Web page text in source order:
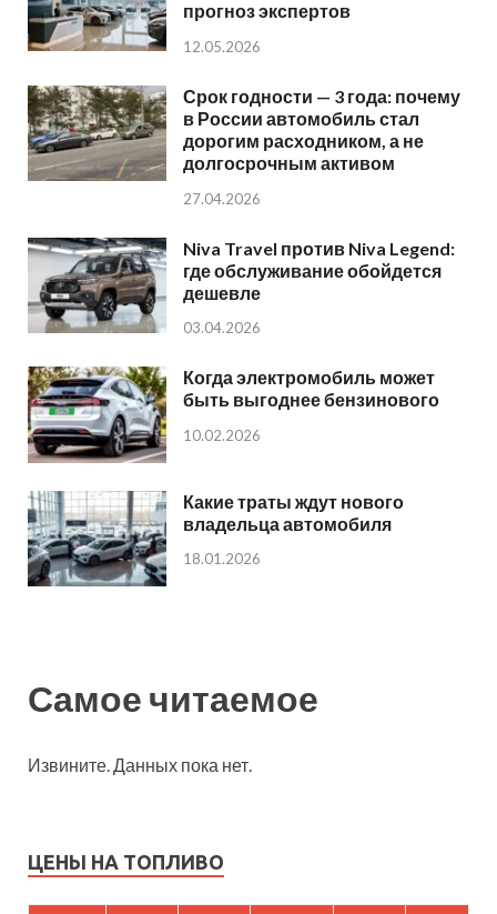
прогноз экспертов
12.05.2026
Срок годности — 3 года: почему
в России автомобиль стал
дорогим расходником, а не
долгосрочным активом
27.04.2026
Niva Travel против Niva Legend:
где обслуживание обойдется
дешевле
03.04.2026
Когда электромобиль может
быть выгоднее бензинового
10.02.2026
Какие траты ждут нового
владельца автомобиля
18.01.2026
Самое читаемое
Извините. Данных пока нет.
ЦЕНЫ НА ТОПЛИВО